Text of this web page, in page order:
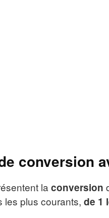
conversion
la conversion
les plus courants, de 1